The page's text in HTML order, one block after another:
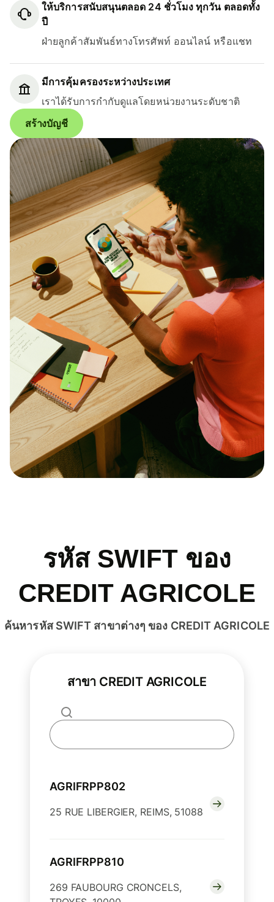
ให้บริการสนับสนุนตลอด 24 ชั่วโมง ทุกวัน ตลอดทั้ง
ปี
ฝ่ายลูกค้าสัมพันธ์ทางโทรศัพท์ ออนไลน์ หรือแชท
มีการคุ้มครองระหว่างประเทศ
เราได้รับการกำกับดูแลโดยหน่วยงานระดับชาติ
สร้างบัญชี
รหัส SWIFT ของ
CREDIT AGRICOLE
ค้นหารหัส SWIFT สาขาต่างๆ ของ CREDIT AGRICOLE
สาขา CREDIT AGRICOLE
AGRIFRPP802
25 RUE LIBERGIER, REIMS, 51088
AGRIFRPP810
269 FAUBOURG CRONCELS,